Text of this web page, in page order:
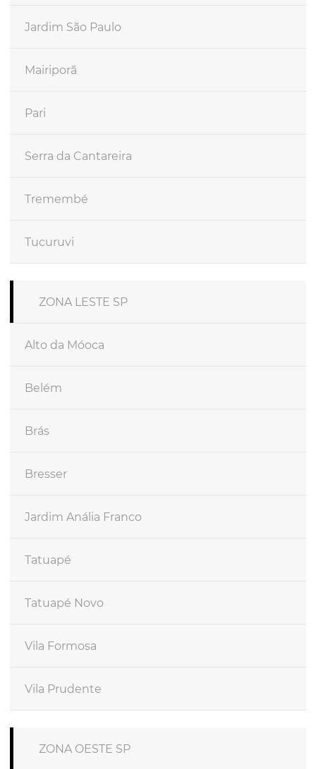
Jardim São Paulo
Mairiporã
Pari
Serra da Cantareira
Tremembé
Tucuruvi
ZONA LESTE SP
Alto da Móoca
Belém
Brás
Bresser
Jardim Anália Franco
Tatuapé
Tatuapé Novo
Vila Formosa
Vila Prudente
ZONA OESTE SP